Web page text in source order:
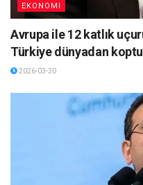
EKONOMI
Avrupa ile 12 katlık
Türkiye dünyadan koptu
2026-03-30